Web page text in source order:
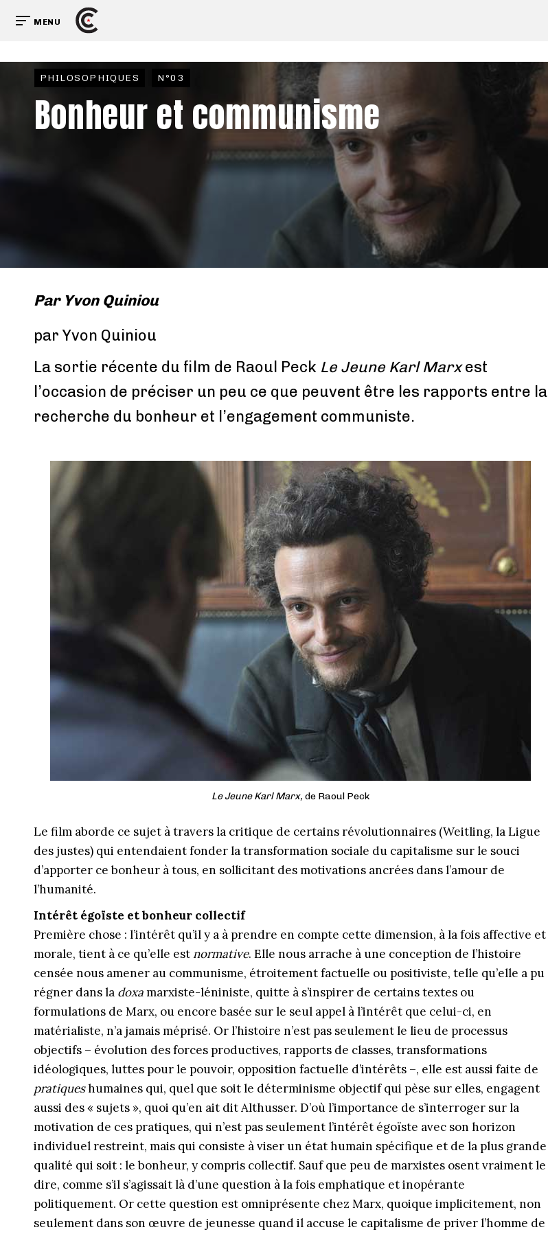
MENU
PHILOSOPHIQUES N°03
Bonheur et communisme
Par Yvon Quiniou
par Yvon Quiniou
La sortie récente du film de Raoul Peck Le Jeune Karl Marxest
l’occasion de préciser un peu ce que peuvent être les rapports entre la
recherche du bonheur et l’engagement communiste.
Le Jeune Karl Marx, de Raoul Peck
Le film aborde ce sujet à travers la critique de certains révolutionnaires (Weitling, la Ligue
des justes) qui entendaient fonder la transformation sociale du capitalisme sur le souci
d’apporter ce bonheur à tous, en sollicitant des motivations ancrées dans l’amour de
l’humanité.
Intérêt égoïste et bonheur collectif
Première chose : l’intérêt qu’il y a à prendre en compte cette dimension, à la fois affective et
morale, tient à ce qu’elle estnormative. Elle nous arrache à une conception de l’histoire
censée nous amener au communisme, étroitement factuelle ou positiviste, telle qu’elle a pu
régner dans la doxamarxiste-léniniste, quitte à s’inspirer de certains textes ou
formulations de Marx, ou encore basée sur le seul appel à l’intérêt que celui-ci, en
matérialiste, n’a jamais méprisé. Or l’histoire n’est pas seulement le lieu de processus
objectifs – évolution des forces productives, rapports de classes, transformations
idéologiques, luttes pour le pouvoir, opposition factuelle d’intérêts –, elle est aussi faite de
pratiqueshumaines qui, quel que soit le déterminisme objectif qui pèse sur elles, engagent
aussi des « sujets », quoi qu’en ait dit Althusser. D’où l’importance de s’interroger sur la
motivation de ces pratiques, qui n’est pas seulement l’intérêt égoïste avec son horizon
individuel restreint, mais qui consiste à viser un état humain spécifique et de la plus grande
qualité qui soit : le bonheur, y compris collectif. Sauf que peu de marxistes osent vraiment le
dire, comme s’il s’agissait là d’une question à la fois emphatique et inopérante
politiquement. Or cette question est omniprésente chez Marx, quoique implicitement, non
seulement dans son œuvre de jeunesse quand il accuse le capitalisme de priver l’homme de